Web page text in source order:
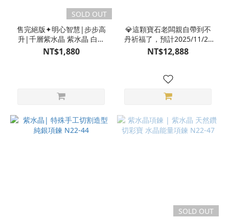
SOLD OUT
售完絕版✦明心智慧|步步高
升|千層紫水晶 紫水晶 白摩
根 白水晶 水晶手環 手排
M22DX05019
NT$1,880
💎這顆寶石老闆親自帶到不
丹祈福了，預計2025/11/24
後寄出💎藏傳普巴杵 |N09
玻利維亞紫水晶手工雕刻普
NT$12,888
SOLD OUT